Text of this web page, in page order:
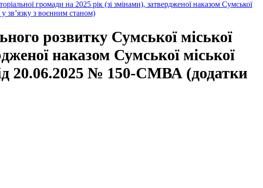
громади на 2025 рік (зі змінами), затвердженої наказом Сумської
зв’язку з воєнним станом)
розвитку Сумської міської
наказом Сумської міської
20.06.2025 № 150-СМВА (додатки